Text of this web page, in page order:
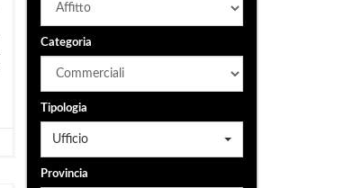
Categoria
Tipologia
Ufficio
Provincia